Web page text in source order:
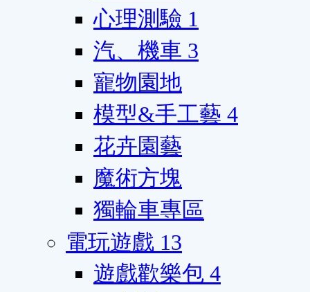
心理測驗 1
汽、機車 3
寵物園地
模型&手工藝 4
花卉園藝
魔術方塊
獨輪車專區
電玩遊戲 13
遊戲歡樂包 4